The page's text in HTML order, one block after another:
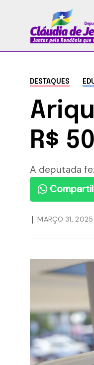
DESTAQUES
R$
A deputada
MARÇO 31, 2025